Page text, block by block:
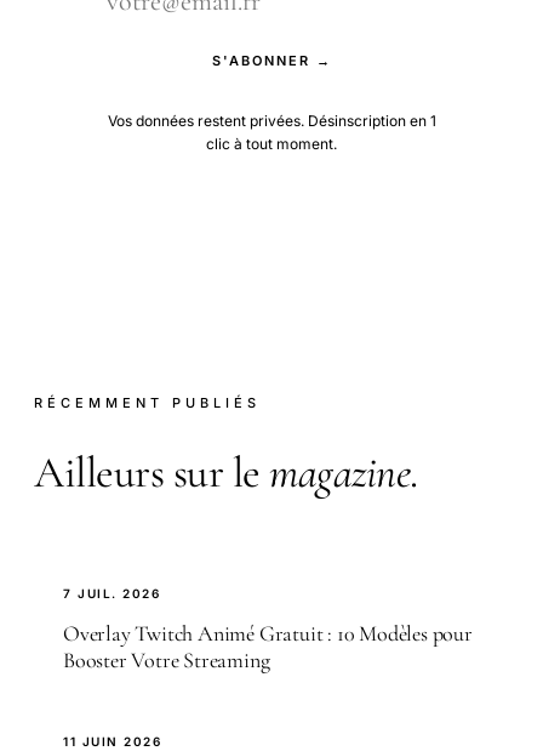
S'ABONNER →
Vos données restent privées. Désinscription en 1
clic à tout moment.
RÉCEMMENT PUBLIÉS
Ailleurs sur le magazine.
7 JUIL. 2026
Overlay Twitch Animé Gratuit : 10 Modèles pour
Booster Votre Streaming
11 JUIN 2026